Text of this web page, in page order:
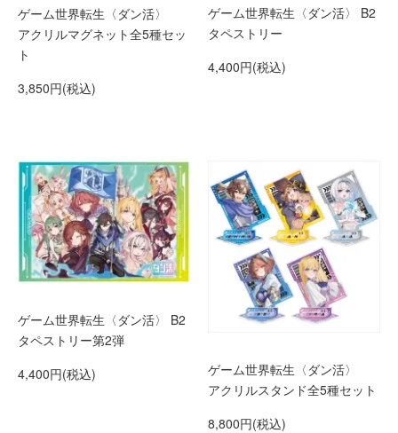
ゲーム世界転生〈ダン活〉
アクリルマグネット全5種セッ
ト
3,850円(税込)
ゲーム世界転生〈ダン活〉 B2
タペストリー
4,400円(税込)
ゲーム世界転生〈ダン活〉 B2
タペストリー第2弾
4,400円(税込)
ゲーム世界転生〈ダン活〉
アクリルスタンド全5種セット
8,800円(税込)